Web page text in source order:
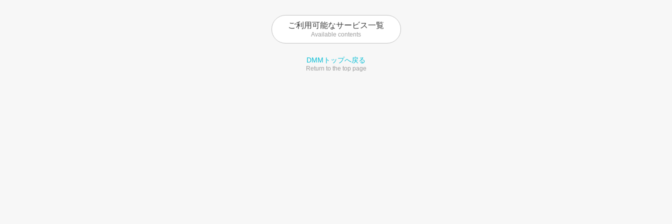
ご利用可能なサービス一覧
Available contents
DMMトップへ戻る
Return to the top page